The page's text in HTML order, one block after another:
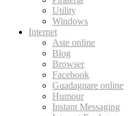
Utility
Windows
Internet
Aste online
Blog
Browser
Facebook
Guadagnare online
Humour
Instant Messaging